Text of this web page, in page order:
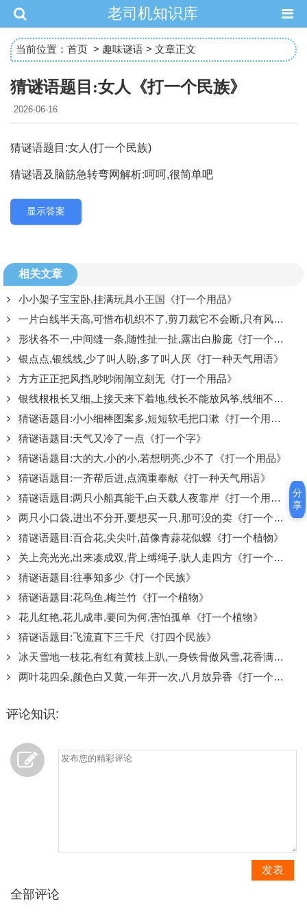
老司机知识库
当前位置： 首页 > 趣味谜语 > 文章正文
猜谜语题目:女人《打一个民族》
2026-06-16
猜谜语题目:女人(打一个民族)
猜谜语及脑筋急转弯网解析:呵呵,很简单吧
显示答案
相关文章
小小架子宝宝卧,挂满玩具小王国《打一个用品》
一片白线半天高,可惜布机织不了,剪刀裁它不会断,只有风吹能折腰《打一种天气用语》
形状各不一,中间缝一条,随性扯一扯,露出白脸庞《打一个用品》
银点点,银线线,少了叫人盼,多了叫人厌《打一种天气用语》
方方正正把风挡,吵吵闹闹立刻无《打一个用品》
银线根根长又细,上接天来下着地,线长不能放风筝,线细不能织布匹《打一种天气用语》
猜谜语题目:小小细棒图案多,短短软毛把口漱《打一个用品》
猜谜语题目:天气又冷了一点《打一个字》
猜谜语题目:大的大,小的小,若想明亮,少不了《打一个用品》
猜谜语题目:一齐帮后进,点滴重奉献《打一种天气用语》
猜谜语题目:两只小船真能干,白天载人夜靠岸《打一个用品》
两只小口袋,进出不分开,要想买一只,那可没的卖《打一个用品》
猜谜语题目:百合花,尖尖叶,苗像青蒜花似蝶《打一个植物》
关上亮光光,出来凑成双,背上缚绳子,驮人走四方《打一个用品》
猜谜语题目:往事知多少《打一个民族》
猜谜语题目:花鸟鱼,梅兰竹《打一个植物》
花儿红艳,花儿成串,要问为何,害怕孤单《打一个植物》
猜谜语题目:飞流直下三千尺《打四个民族》
冰天雪地一枝花,有红有黄枝上趴,一身铁骨傲风雪,花香满院人爱它《打一个植物》
两叶花四朵,颜色白又黄,一年开一次,八月放异香《打一个植物》
评论知识:
发表
全部评论
分
享